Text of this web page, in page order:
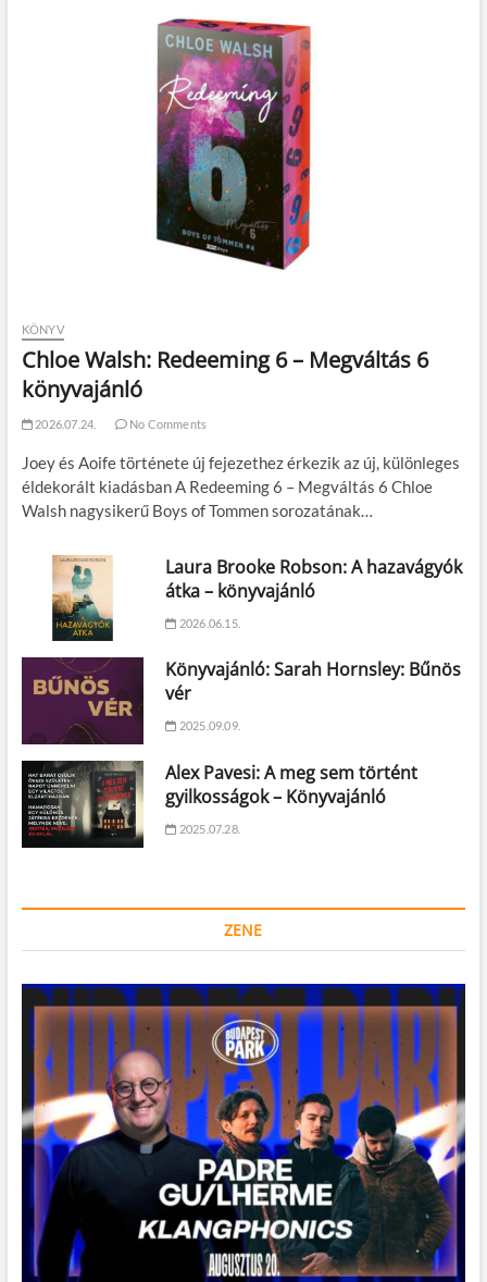
KÖNYV
Chloe Walsh: Redeeming 6 – Megváltás 6
könyvajánló
2026.07.24. No Comments
Joey és Aoife története új fejezethez érkezik az új, különleges
éldekorált kiadásban A Redeeming 6 – Megváltás 6 Chloe
Walsh nagysikerű Boys of Tommen sorozatának…
Laura Brooke Robson: A hazavágyók
átka – könyvajánló
2026.06.15.
Könyvajánló: Sarah Hornsley: Bűnös
vér
2025.09.09.
Alex Pavesi: A meg sem történt
gyilkosságok – Könyvajánló
2025.07.28.
ZENE